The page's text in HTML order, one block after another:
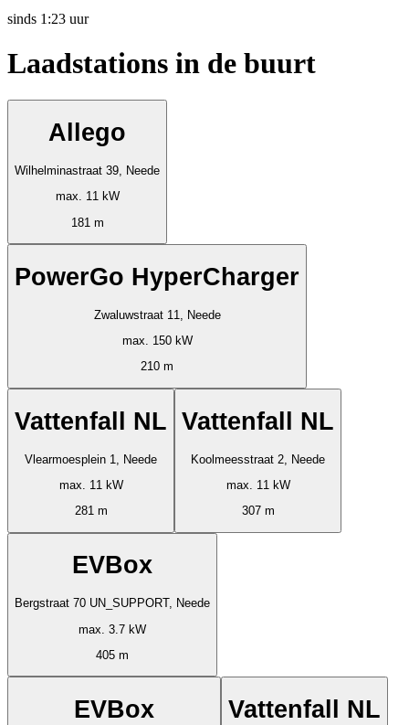
sinds 1:23 uur
Laadstations in de buurt
Allego
Wilhelminastraat 39, Neede
max. 11 kW
181 m
PowerGo HyperCharger
Zwaluwstraat 11, Neede
max. 150 kW
210 m
Vattenfall NL
Vlearmoesplein 1, Neede
max. 11 kW
281 m
Vattenfall NL
Koolmeesstraat 2, Neede
max. 11 kW
307 m
EVBox
Bergstraat 70 UN_SUPPORT, Neede
max. 3.7 kW
405 m
EVBox Vattenfall NL